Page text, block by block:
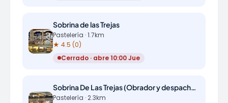
Sobrina de las Trejas
Pastelería · 1.7km
★ 4.5 (0)
Cerrado · abre 10:00 Jue
Sobrina De Las Trejas (Obrador y despacho obrador)
Pastelería · 2.3km